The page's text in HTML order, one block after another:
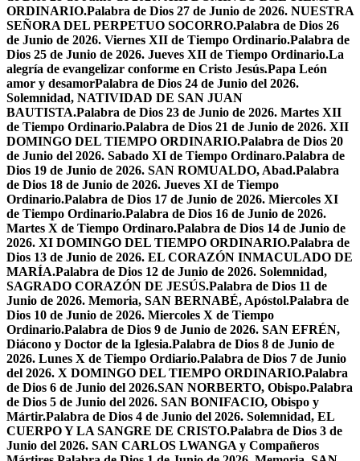
ORDINARIO.Palabra de Dios 27 de Junio de 2026. NUESTRA
SEÑORA DEL PERPETUO SOCORRO.Palabra de Dios 26
de Junio de 2026. Viernes XII de Tiempo Ordinario.Palabra de
Dios 25 de Junio de 2026. Jueves XII de Tiempo Ordinario.La
alegría de evangelizar conforme en Cristo Jesús.Papa León
amor y desamorPalabra de Dios 24 de Junio del 2026.
Solemnidad, NATIVIDAD DE SAN JUAN
BAUTISTA.Palabra de Dios 23 de Junio de 2026. Martes XII
de Tiempo Ordinario.Palabra de Dios 21 de Junio de 2026. XII
DOMINGO DEL TIEMPO ORDINARIO.Palabra de Dios 20
de Junio del 2026. Sabado XI de Tiempo Ordinaro.Palabra de
Dios 19 de Junio de 2026. SAN ROMUALDO, Abad.Palabra
de Dios 18 de Junio de 2026. Jueves XI de Tiempo
Ordinario.Palabra de Dios 17 de Junio de 2026. Miercoles XI
de Tiempo Ordinario.Palabra de Dios 16 de Junio de 2026.
Martes X de Tiempo Ordinaro.Palabra de Dios 14 de Junio de
2026. XI DOMINGO DEL TIEMPO ORDINARIO.Palabra de
Dios 13 de Junio de 2026. EL CORAZÓN INMACULADO DE
MARÍA.Palabra de Dios 12 de Junio de 2026. Solemnidad,
SAGRADO CORAZÓN DE JESÚS.Palabra de Dios 11 de
Junio de 2026. Memoria, SAN BERNABÉ, Apóstol.Palabra de
Dios 10 de Junio de 2026. Miercoles X de Tiempo
Ordinario.Palabra de Dios 9 de Junio de 2026. SAN EFRÉN,
Diácono y Doctor de la Iglesia.Palabra de Dios 8 de Junio de
2026. Lunes X de Tiempo Ordiario.Palabra de Dios 7 de Junio
del 2026. X DOMINGO DEL TIEMPO ORDINARIO.Palabra
de Dios 6 de Junio del 2026.SAN NORBERTO, Obispo.Palabra
de Dios 5 de Junio del 2026. SAN BONIFACIO, Obispo y
Mártir.Palabra de Dios 4 de Junio del 2026. Solemnidad, EL
CUERPO Y LA SANGRE DE CRISTO.Palabra de Dios 3 de
Junio del 2026. SAN CARLOS LWANGA y Compañeros